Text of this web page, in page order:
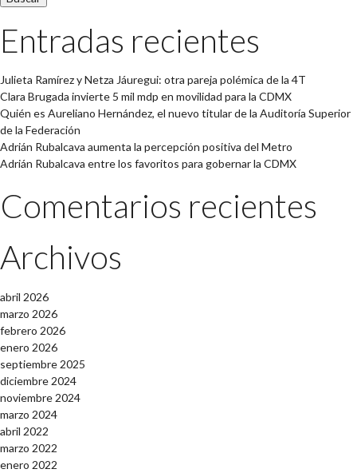
Entradas recientes
Julieta Ramírez y Netza Jáuregui: otra pareja polémica de la 4T
Clara Brugada invierte 5 mil mdp en movilidad para la CDMX
Quién es Aureliano Hernández, el nuevo titular de la Auditoría Superior
de la Federación
Adrián Rubalcava aumenta la percepción positiva del Metro
Adrián Rubalcava entre los favoritos para gobernar la CDMX
Comentarios recientes
Archivos
abril 2026
marzo 2026
febrero 2026
enero 2026
septiembre 2025
diciembre 2024
noviembre 2024
marzo 2024
abril 2022
marzo 2022
enero 2022